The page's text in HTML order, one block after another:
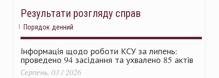
Результати розгляду справ
Порядок денний
Інформація щодо роботи КСУ за липень:
проведено 94 засідання та ухвалено 85 актів
Серпень, 03 / 2026